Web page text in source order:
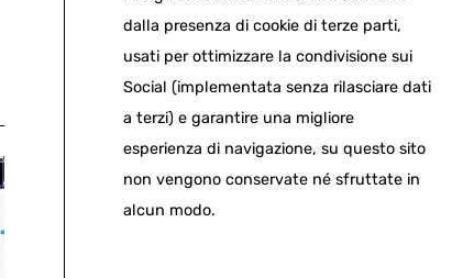
dalla presenza di cookie di terze parti,
usati per ottimizzare la condivisione sui
Social (implementata senza rilasciare dati
a terzi) e garantire una migliore
esperienza di navigazione, su questo sito
non vengono conservate né sfruttate in
alcun modo.